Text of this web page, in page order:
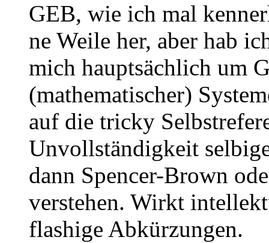
GEB, wie ich mal
ne Weile her, aber hab
mich hauptsächlich um
(mathematischer)
auf die tricky
Unvollständigkeit
dann Spencer-Brown
verstehen. Wirkt
flashige Abkürzungen.